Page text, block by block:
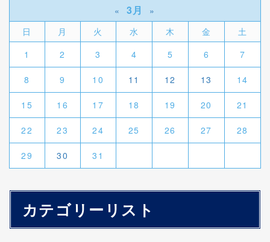
« 3月
»
日
月 火 水 木 金
土
1
2 3 4 5 6 7
8 9 10 11 12 13 14
15 16 17 18 19 20 21
22 23 24 25 26 27 28
29 30 31
カテゴリーリスト